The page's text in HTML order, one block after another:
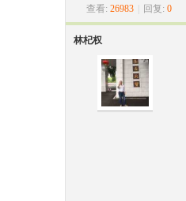
查看: 26983 回复: 0
林杞权